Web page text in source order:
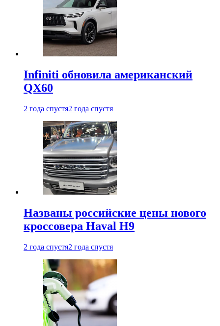
Infiniti обновила американский
QX60
2 года спустя2 года спустя
Названы российские цены нового
кроссовера Haval H9
2 года спустя2 года спустя